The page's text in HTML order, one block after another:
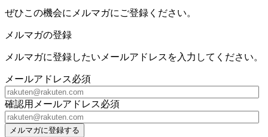
ぜひこの機会にメルマガにご登録ください。
メルマガの登録
メルマガに登録したいメールアドレスを入力してください。
メールアドレス必須
確認用メールアドレス必須
メルマガに登録する